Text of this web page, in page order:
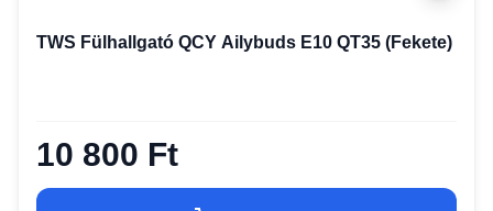
TWS Fülhallgató QCY Ailybuds E10 QT35 (Fekete)
10 800 Ft